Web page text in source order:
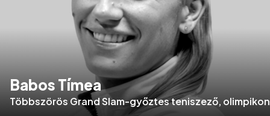
Babos Tímea
Többszörös Grand Slam-győztes teniszező, olimpikon